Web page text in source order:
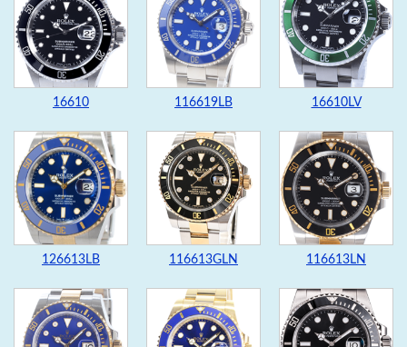
16610 116619LB 16610LV
126613LB 116613GLN 116613LN